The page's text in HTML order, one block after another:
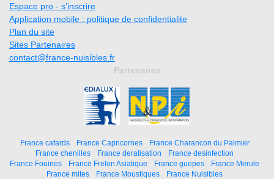
Espace pro - s'inscrire
Application mobile : politique de confidentialite
Plan du site
Sites Partenaires
contact@france-nuisibles.fr
Partenaires
France cafards France Capricornes
France Charancon du Palmier
France chenilles
France deratisation
France desinfection
France Fouines
France Frelon Asiatique France guepes
France Merule
France mites
France Moustiques France Nuisibles